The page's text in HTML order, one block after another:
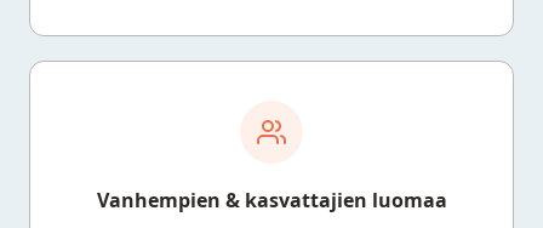
Vanhempien & kasvattajien luomaa